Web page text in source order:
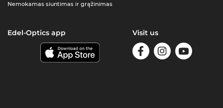
Nemokamas siuntimas ir grąžinimas
Edel-Optics app Visit us